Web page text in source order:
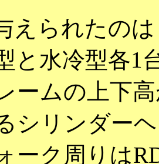
えられたの
と水冷型各1
ームの上下
シリンダー
ーク周りは